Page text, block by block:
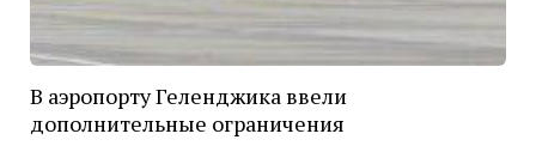
В аэропорту Геленджика ввели
дополнительные ограничения